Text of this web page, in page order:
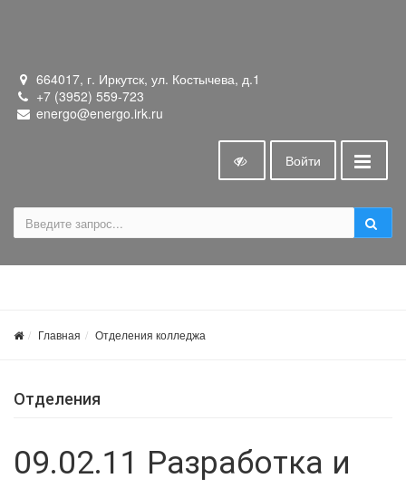
664017, г. Иркутск, ул. Костычева, д.1
+7 (3952) 559-723
energo@energo.irk.ru
Войти
Главная Отделения колледжа
Отделения
09.02.11 Разработка и